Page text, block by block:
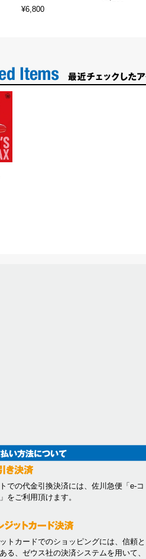
¥6,800
での代金引換決済には、佐川急便「e-コ
をご利用頂けます。
トカードでのショッピングには、信頼と
る、ゼウス社の決済システムを用いて、